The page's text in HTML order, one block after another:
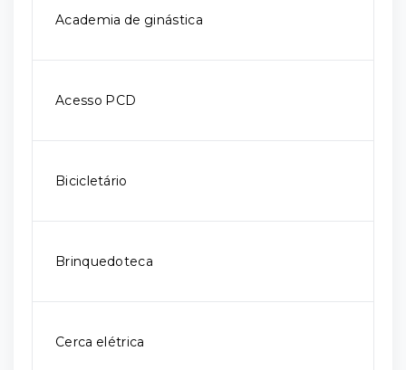
Academia de ginástica
Acesso PCD
Bicicletário
Brinquedoteca
Cerca elétrica